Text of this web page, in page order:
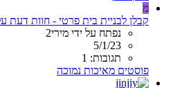
מ
קבלן לבניית בית פרטי - חוות דעת
נפתח על ידי מירי2
5/1/23
תגובות: 1
פוסטים מאיכות נמוכה